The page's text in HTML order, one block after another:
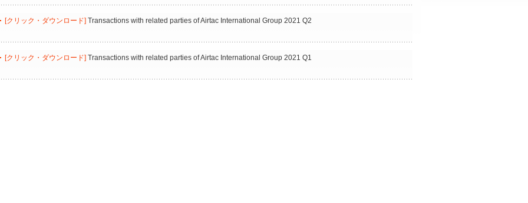
[クリック・ダウンロード] Transactions with related parties of Airtac International Group 2021 Q2
[クリック・ダウンロード] Transactions with related parties of Airtac International Group 2021 Q1